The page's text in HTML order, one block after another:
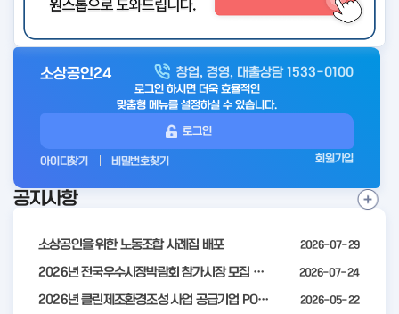
아
전
소상공인24 창업, 경영, 대출상담 1533-0100
로그인 하시면 더욱 효율적인
맞춤형 메뉴를 설정하실 수 있습니다.
로그인
아이디찾기 비밀번호찾기 회원가입
공지사항
소상공인을 위한 노동조합 사례집 배포 2026-07-29
2026년 전국우수시장박람회 참가시장 모집 공고 2026-07-24
2026년 클린제조환경조성 사업 공급기업 POOL 안내 2026-05-22
공